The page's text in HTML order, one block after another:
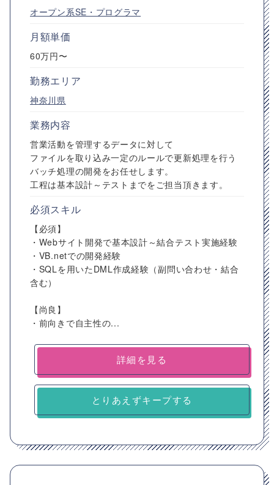
オープン系SE・プログラマ
月額単価
60万円〜
勤務エリア
神奈川県
業務内容
営業活動を管理するデータに対して
ファイルを取り込み一定のルールで更新処理を行う
バッチ処理の開発をお任せします。
工程は基本設計～テストまでをご担当頂きます。
必須スキル
【必須】
・Webサイト開発で基本設計～結合テスト実施経験
・VB.netでの開発経験
・SQLを用いたDML作成経験（副問い合わせ・結合
含む）
【尚良】
・前向きで自主性の...
詳細を見る
とりあえずキープする